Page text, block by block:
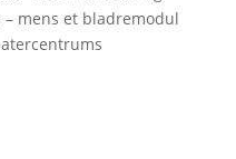
mens et bladremodul